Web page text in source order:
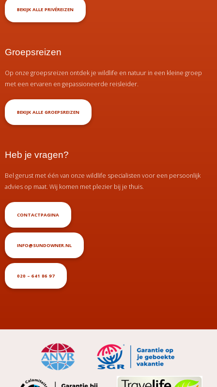
BEKIJK ALLE PRIVÉREIZEN
Groepsreizen
Op onze groepsreizen ontdek je wildlife en natuur in een kleine groep
met een ervaren en gepassioneerde reisleider.
BEKIJK ALLE GROEPSREIZEN
Heb je vragen?
Bel gerust met één van onze wildlife specialisten voor een persoonlijk
advies op maat. Wij komen met plezier bij je thuis.
CONTACTPAGINA
INFO@SUNDOWNER.NL
020 – 641 86 97